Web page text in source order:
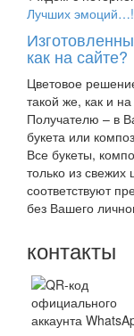
Лучших эмоций…!
как на сайте?
Цветовое
такой же, как и
Получателю – в
букета или
Все букеты,
только из свежих
соответствуют
без Вашего
контакты